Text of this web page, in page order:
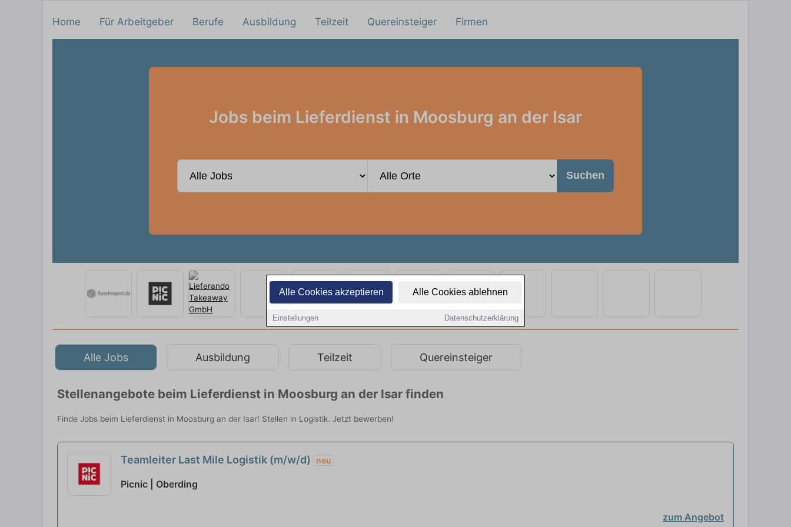
Alle Cookies akzeptieren Alle Cookies ablehnen
Einstellungen Datenschutzerklärung
Home Für Arbeitgeber Berufe Ausbildung Teilzeit Quereinsteiger Firmen
Jobs beim Lieferdienst in Moosburg an der Isar
Suchen
Alle Jobs Ausbildung Teilzeit Quereinsteiger
Stellenangebote beim Lieferdienst in Moosburg an der Isar finden
Finde Jobs beim Lieferdienst in Moosburg an der Isar! Stellen in Logistik. Jetzt bewerben!
Teamleiter Last Mile Logistik (m/w/d) neu
Picnic | Oberding
zum Angebot